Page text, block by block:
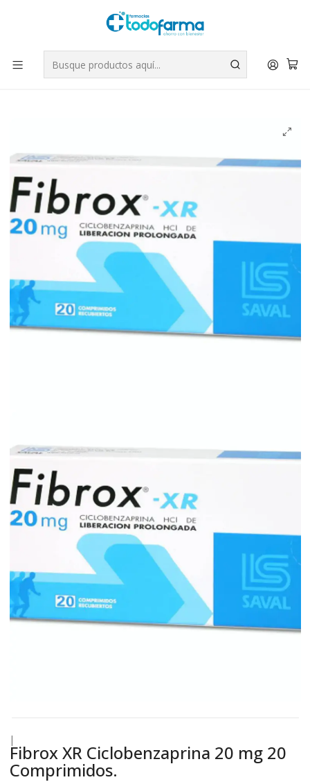
Tus compras tienen envío GRATIS por Rappi - Atención exclusiva
para Chile | WhatsApp +56
Leer más
Inicio Medicamentos
Fibrox XR Ciclobenzaprina 20 mg 20 Comprimidos.
|
Fibrox XR Ciclobenzaprina 20 mg 20
Comprimidos.